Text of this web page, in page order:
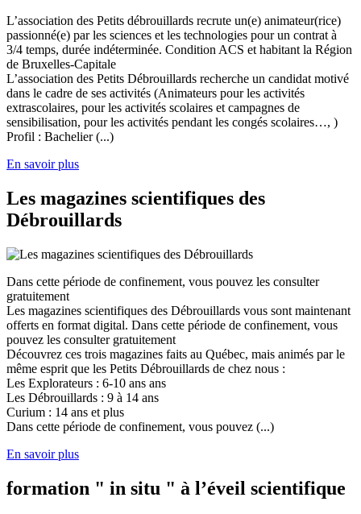
L’association des Petits débrouillards recrute un(e) animateur(rice)
passionné(e) par les sciences et les technologies pour un contrat à
3/4 temps, durée indéterminée. Condition ACS et habitant la Région
de Bruxelles-Capitale
L’association des Petits Débrouillards recherche un candidat motivé
dans le cadre de ses activités (Animateurs pour les activités
extrascolaires, pour les activités scolaires et campagnes de
sensibilisation, pour les activités pendant les congés scolaires…, )
Profil : Bachelier (...)
En savoir plus
Les magazines scientifiques des
Débrouillards
Dans cette période de confinement, vous pouvez les consulter
gratuitement
Les magazines scientifiques des Débrouillards vous sont maintenant
offerts en format digital. Dans cette période de confinement, vous
pouvez les consulter gratuitement
Découvrez ces trois magazines faits au Québec, mais animés par le
même esprit que les Petits Débrouillards de chez nous :
Les Explorateurs : 6-10 ans ans
Les Débrouillards : 9 à 14 ans
Curium : 14 ans et plus
Dans cette période de confinement, vous pouvez (...)
En savoir plus
formation " in situ " à l’éveil scientifique